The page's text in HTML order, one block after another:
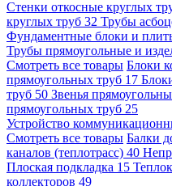
Стенки откосные круглых
круглых труб 32 Трубы
Фундаментные блоки и
Трубы прямоугольные и
Смотреть все товары Блоки
прямоугольных труб 17
труб 50 Звенья
прямоугольных труб 25
Устройство
Смотреть все товары Балки
каналов (теплотрасс) 40
Плоская подкладка 15
коллекторов 49